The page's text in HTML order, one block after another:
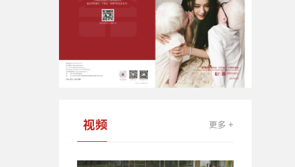
视频 更多 +